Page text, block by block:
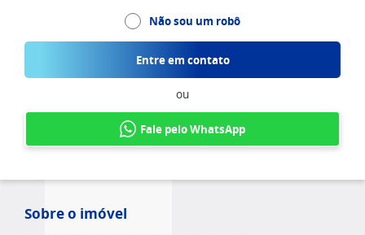
Não sou um robô
Entre em contato
ou
Fale pelo WhatsApp
Sobre o imóvel